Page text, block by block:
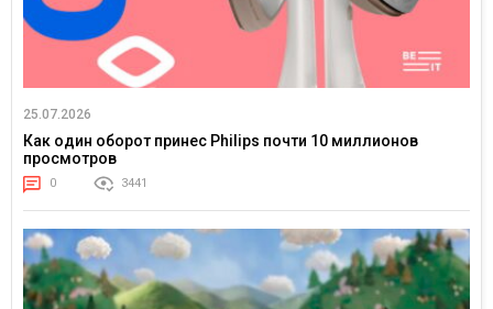
25.07.2026
Как один оборот принес Philips почти 10 миллионов
просмотров
0 3441